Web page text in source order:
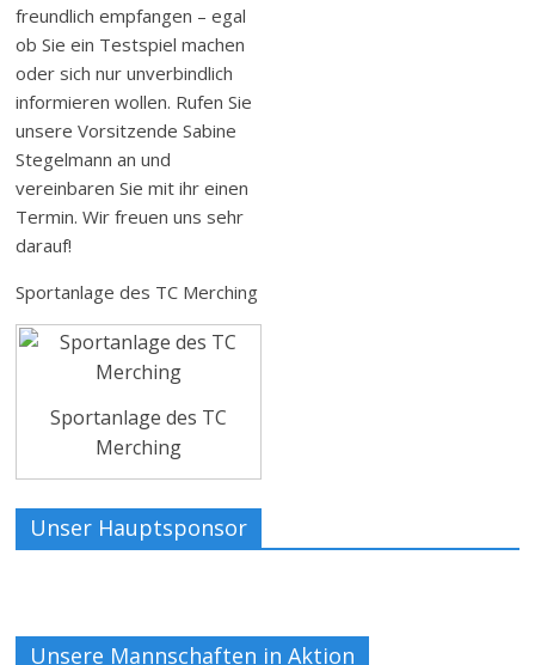
freundlich empfangen – egal
ob Sie ein Testspiel machen
oder sich nur unverbindlich
informieren wollen. Rufen Sie
unsere Vorsitzende Sabine
Stegelmann an und
vereinbaren Sie mit ihr einen
Termin. Wir freuen uns sehr
darauf!
Sportanlage des TC Merching
Sportanlage des TC
Merching
Unser Hauptsponsor
Unsere Mannschaften in Aktion